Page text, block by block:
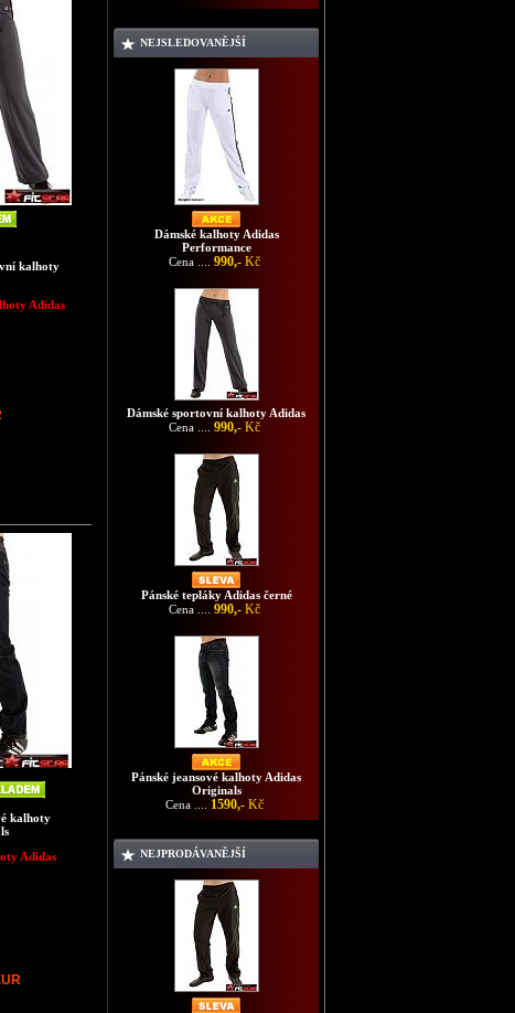
kalhoty
Adidas
kalhoty
Adidas
NEJSLEDOVANĚJŠÍ
Dámské kalhoty Adidas
Performance
Cena .... 990,- Kč
Dámské sportovní kalhoty Adidas
Cena .... 990,- Kč
Pánské tepláky Adidas černé
Cena .... 990,- Kč
Pánské jeansové kalhoty Adidas
Originals
Cena .... 1590,- Kč
NEJPRODÁVANĚJŠÍ